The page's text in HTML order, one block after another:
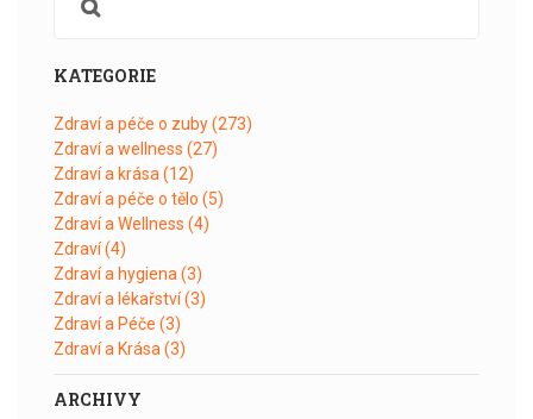
KATEGORIE
Zdraví a péče o zuby(273)
Zdraví a wellness (27)
Zdraví a krása(12)
Zdraví a péče o tělo (5)
Zdraví a Wellness (4)
Zdraví(4)
Zdraví a hygiena(3)
Zdraví a lékařství(3)
Zdraví a Péče (3)
Zdraví a Krása(3)
ARCHIVY